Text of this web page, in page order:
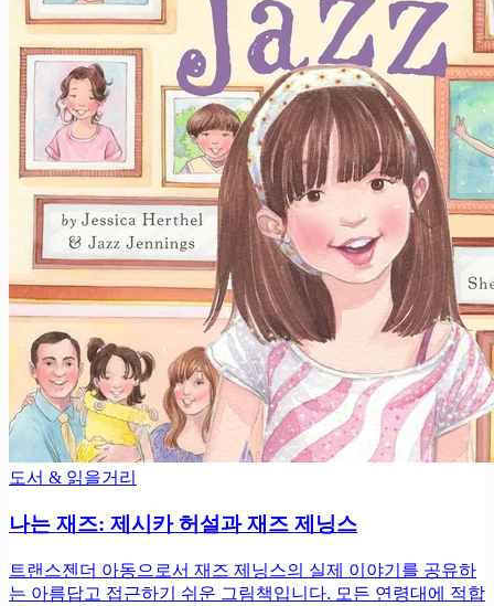
도서 & 읽을거리
나는 재즈: 제시카 허설과 재즈 제닝스
트랜스젠더 아동으로서 재즈 제닝스의 실제 이야기를 공유하
는 아름답고 접근하기 쉬운 그림책입니다. 모든 연령대에 적합